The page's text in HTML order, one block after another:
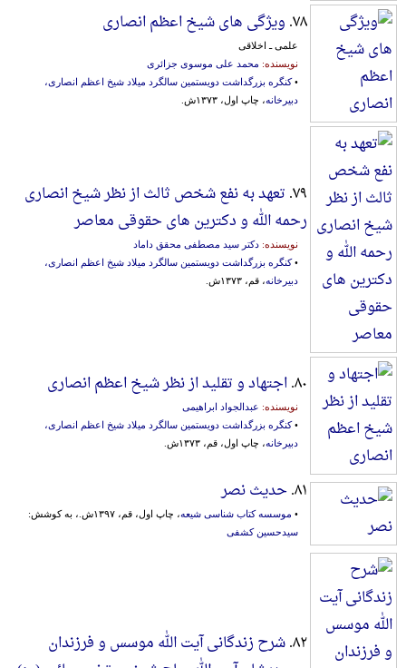
۷۸. ویژگی های شیخ اعظم انصاری
علمی ـ اخلاقی
نویسنده: محمد علی موسوی جزائری
•کنگره بزرگداشت دویستمین سالگرد میلاد شیخ اعظم انصاری،
دبیرخانه، چاپ اول، ۱۳۷۳ش.
۷۹. تعهد به نفع شخص ثالث از نظر شیخ انصاری
رحمه الله و دکترین های حقوقی معاصر
نویسنده: دکتر سید مصطفی محقق داماد
•کنگره بزرگداشت دویستمین سالگرد میلاد شیخ اعظم انصاری،
دبیرخانه، قم، ۱۳۷۳ش.
۸۰. اجتهاد و تقلید از نظر شیخ اعظم انصاری
نویسنده: عبدالجواد ابراهیمی
•کنگره بزرگداشت دویستمین سالگرد میلاد شیخ اعظم انصاری،
دبیرخانه، چاپ اول، قم، ۱۳۷۳ش.
۸۱. حدیث نصر
• موسسه کتاب شناسی شیعه، چاپ اول، قم، ۱۳۹۷ش.، به کوشش:
سیدحسین کشفی
۸۲. شرح زندگانی آیت الله موسس و فرزندان